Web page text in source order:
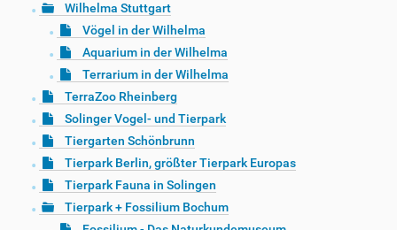
Wilhelma Stuttgart
Vögel in der Wilhelma
Aquarium in der Wilhelma
Terrarium in der Wilhelma
TerraZoo Rheinberg
Solinger Vogel- und Tierpark
Tiergarten Schönbrunn
Tierpark Berlin, größter Tierpark Europas
Tierpark Fauna in Solingen
Tierpark + Fossilium Bochum